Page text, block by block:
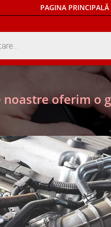
PAGINA PRINCIPALĂ
oferim o